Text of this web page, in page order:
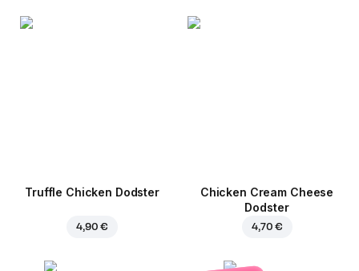
Truffle Chicken Dodster
4,90 €
Chicken Cream Cheese
Dodster
4,70 €